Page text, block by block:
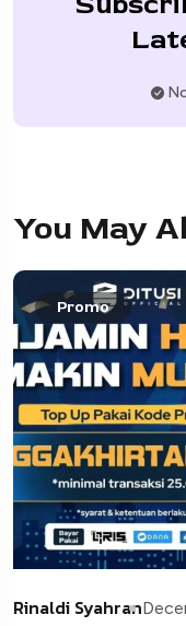
You May
Promo
Rinaldi Syahran